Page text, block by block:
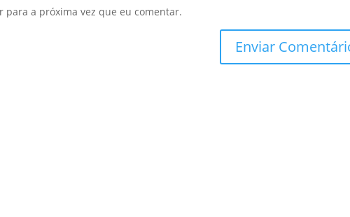
para a próxima vez que eu comentar.